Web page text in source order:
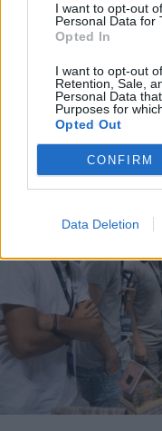
I want to opt-out
Personal Data for
Opted In
I want to opt-out
Retention, Sale,
Personal Data
Purposes for
Opted Out
CONFIRM
Data Deletion